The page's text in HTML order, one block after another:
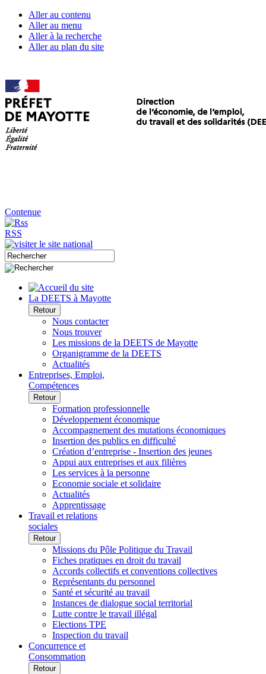
Aller au contenu
Aller au menu
Aller à la recherche
Aller au plan du site
Contenue
RSS
La DEETS à Mayotte
Retour
Nous contacter
Nous trouver
Les missions de la DEETS de Mayotte
Organigramme de la DEETS
Actualités
Entreprises, Emploi,
Compétences
Retour
Formation professionnelle
Développement économique
Accompagnement des mutations économiques
Insertion des publics en difficulté
Création d’entreprise - Insertion des jeunes
Appui aux entreprises et aux filières
Les services à la personne
Economie sociale et solidaire
Actualités
Apprentissage
Travail et relations
sociales
Retour
Missions du Pôle Politique du Travail
Fiches pratiques en droit du travail
Accords collectifs et conventions collectives
Représentants du personnel
Santé et sécurité au travail
Instances de dialogue social territorial
Lutte contre le travail illégal
Elections TPE
Inspection du travail
Concurrence et
Consommation
Retour